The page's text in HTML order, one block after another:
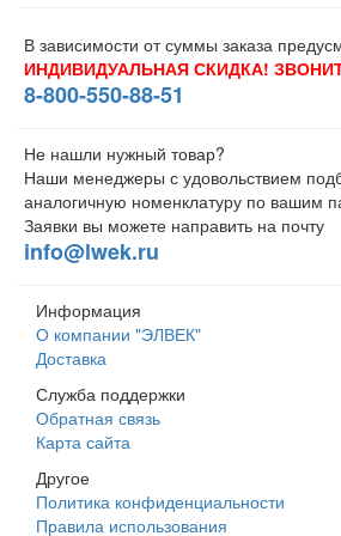
В зависимости от суммы заказа
ИНДИВИДУАЛЬНАЯ СКИДКА!
8-800-550-88-51
Не нашли нужный товар?
Наши менеджеры с удовольствием
аналогичную номенклатуру по вашим
Заявки вы можете направить на почту
info@lwek.ru
Информация
О компании "ЭЛВЕК"
Доставка
Служба поддержки
Обратная связь
Карта сайта
Другое
Политика конфиденциальности
Правила использования